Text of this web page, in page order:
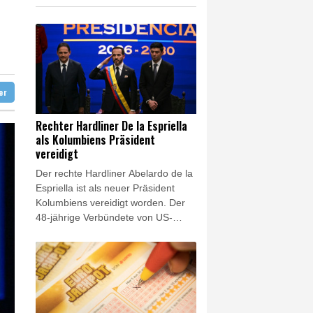
Rechter Hardliner De la Espriella
als Kolumbiens Präsident
vereidigt
Der rechte Hardliner Abelardo de la
Espriella ist als neuer Präsident
Kolumbiens vereidigt worden. Der
48-jährige Verbündete von US-
Freitag in der
südwestkolumbianischen Großstadt
Cali den Amtseid ab und trat damit
die Nachfolge des linken
Präsidenten Gustavo Petro an. De